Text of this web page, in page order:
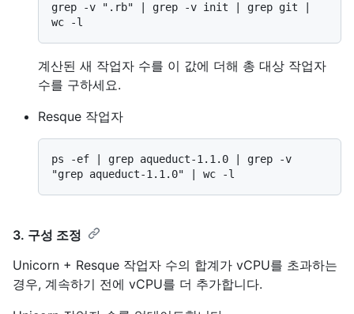
grep -v ".rb" | grep -v init | grep git |
계산된 새 작업자 수를 이 값에 더해 총 대상 작업자
수를 구하세요.
Resque 작업자
ps -ef | grep aqueduct-1.1.0 | grep -v
3. 구성 조정
Unicorn + Resque 작업자 수의 합계가 vCPU를 초과하는
경우, 계속하기 전에 vCPU를 더 추가합니다.